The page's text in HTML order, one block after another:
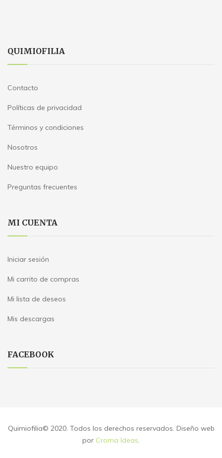
QUIMIOFILIA
Contacto
Políticas de privacidad
Términos y condiciones
Nosotros
Nuestro equipo
Preguntas frecuentes
MI CUENTA
Iniciar sesión
Mi carrito de compras
Mi lista de deseos
Mis descargas
FACEBOOK
Quimiofilia© 2020. Todos los derechos reservados. Diseño web
por Croma Ideas.